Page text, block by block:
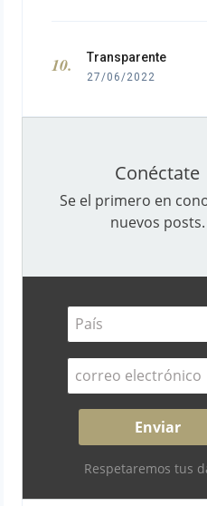
Transparente
27/06/2022
Conéctate
Se el primero en
nuevos posts.
Respetaremos tus